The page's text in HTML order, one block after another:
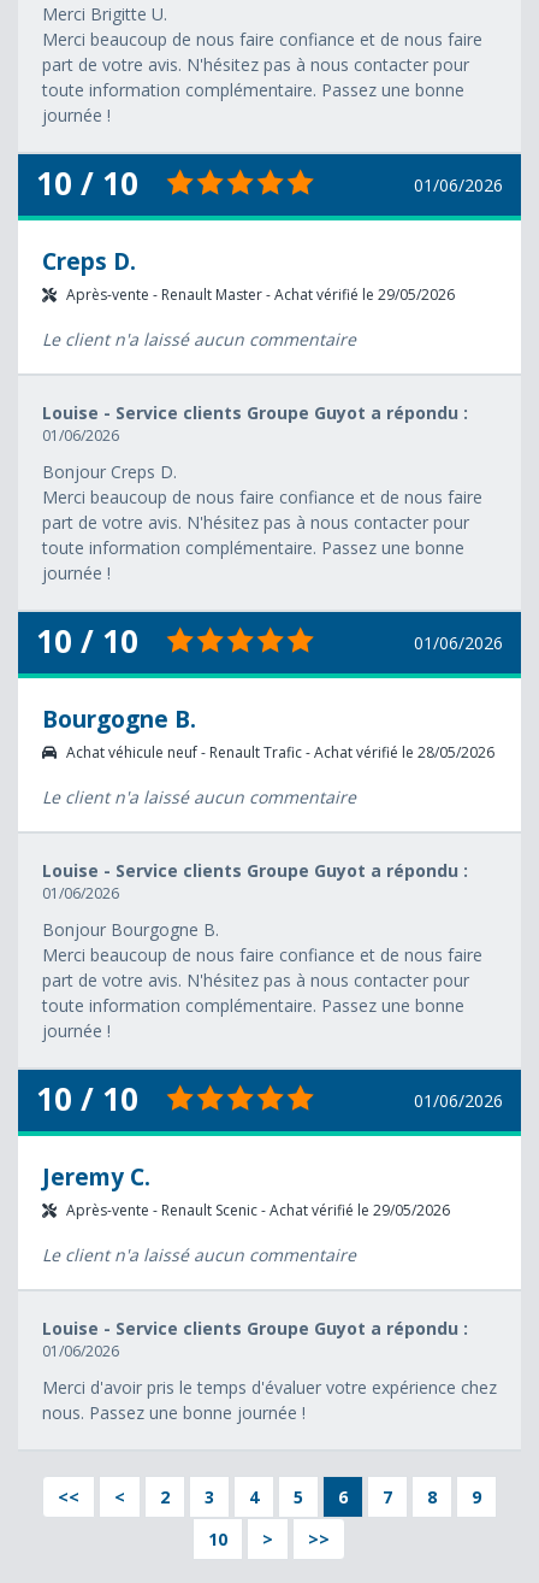
Merci Brigitte U.
Merci beaucoup de nous faire confiance et de nous faire
part de votre avis. N'hésitez pas à nous contacter pour
toute information complémentaire. Passez une bonne
journée !
10 / 10 01/06/2026
Creps D.
Après-vente - Renault Master - Achat vérifié le 29/05/2026
Le client n'a laissé aucun commentaire
Louise - Service clients Groupe Guyot a répondu :
01/06/2026
Bonjour Creps D.
Merci beaucoup de nous faire confiance et de nous faire
part de votre avis. N'hésitez pas à nous contacter pour
toute information complémentaire. Passez une bonne
journée !
10 / 10 01/06/2026
Bourgogne B.
Achat véhicule neuf - Renault Trafic - Achat vérifié le 28/05/2026
Le client n'a laissé aucun commentaire
Louise - Service clients Groupe Guyot a répondu :
01/06/2026
Bonjour Bourgogne B.
Merci beaucoup de nous faire confiance et de nous faire
part de votre avis. N'hésitez pas à nous contacter pour
toute information complémentaire. Passez une bonne
journée !
10 / 10 01/06/2026
Jeremy C.
Après-vente - Renault Scenic - Achat vérifié le 29/05/2026
Le client n'a laissé aucun commentaire
Louise - Service clients Groupe Guyot a répondu :
01/06/2026
Merci d'avoir pris le temps d'évaluer votre expérience chez
nous. Passez une bonne journée !
<< < 2 3 4 5 6 7 8
9
10
> >>